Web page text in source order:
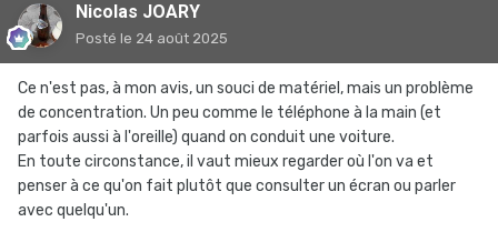
Nicolas JOARY
Posté le 24 août 2025
Ce n'est pas, à mon avis, un souci de matériel, mais un problème
de concentration. Un peu comme le téléphone à la main (et
parfois aussi à l'oreille) quand on conduit une voiture.
En toute circonstance, il vaut mieux regarder où l'on va et
penser à ce qu'on fait plutôt que consulter un écran ou parler
avec quelqu'un.